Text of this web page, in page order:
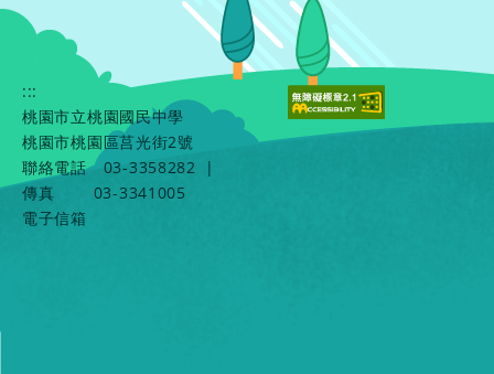
:::
桃園市立桃園國民中學
桃園市桃園區莒光街2號
聯絡電話
03-3358282
|
傳真
03-3341005
電子信箱